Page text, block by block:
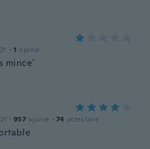
· 1 opinie
mince'
· 957 opinie · 74 przesłane